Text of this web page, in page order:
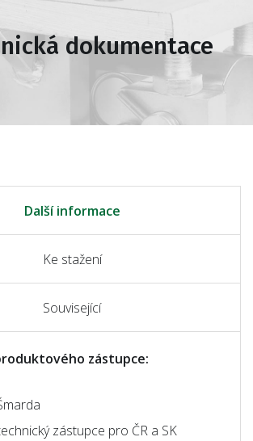
dokumentace
Další informace
Ke stažení
Související
zástupce:
zástupce pro ČR a SK